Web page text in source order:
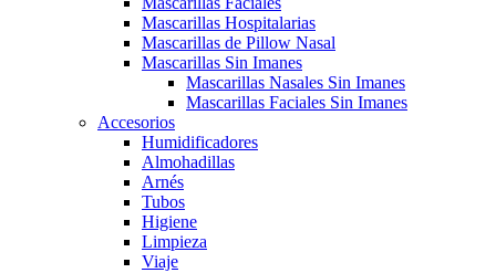
Mascarillas Hospitalarias
Mascarillas de Pillow Nasal
Mascarillas Sin Imanes
Mascarillas Nasales Sin Imanes
Mascarillas Faciales Sin Imanes
Accesorios
Humidificadores
Almohadillas
Arnés
Tubos
Higiene
Limpieza
Viaje